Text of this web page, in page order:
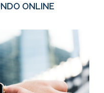
ONLINE